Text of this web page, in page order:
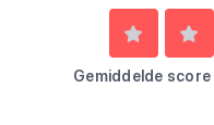
Gemiddelde score